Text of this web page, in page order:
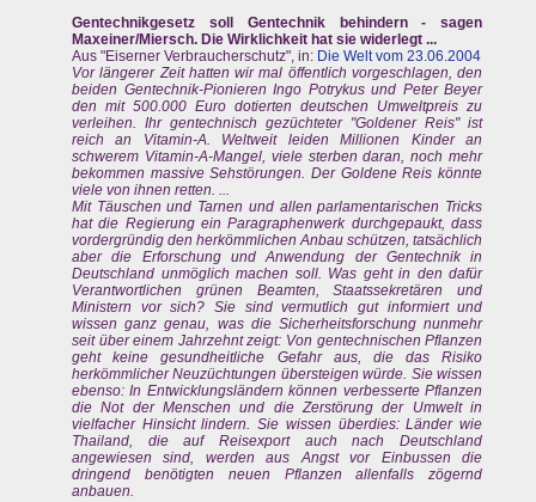
Gentechnikgesetz soll Gentechnik behindern - sagen
Maxeiner/Miersch. Die Wirklichkeit hat sie widerlegt ...
Aus "Eiserner Verbraucherschutz", in: Die Welt vom 23.06.2004
Vor längerer Zeit hatten wir mal öffentlich vorgeschlagen, den
beiden Gentechnik-Pionieren Ingo Potrykus und Peter Beyer
den mit 500.000 Euro dotierten deutschen Umweltpreis zu
verleihen. Ihr gentechnisch gezüchteter "Goldener Reis" ist
reich an Vitamin-A. Weltweit leiden Millionen Kinder an
schwerem Vitamin-A-Mangel, viele sterben daran, noch mehr
bekommen massive Sehstörungen. Der Goldene Reis könnte
viele von ihnen retten. ...
Mit Täuschen und Tarnen und allen parlamentarischen Tricks
hat die Regierung ein Paragraphenwerk durchgepaukt, dass
vordergründig den herkömmlichen Anbau schützen, tatsächlich
aber die Erforschung und Anwendung der Gentechnik in
Deutschland unmöglich machen soll. Was geht in den dafür
Verantwortlichen grünen Beamten, Staatssekretären und
Ministern vor sich? Sie sind vermutlich gut informiert und
wissen ganz genau, was die Sicherheitsforschung nunmehr
seit über einem Jahrzehnt zeigt: Von gentechnischen Pflanzen
geht keine gesundheitliche Gefahr aus, die das Risiko
herkömmlicher Neuzüchtungen übersteigen würde. Sie wissen
ebenso: In Entwicklungsländern können verbesserte Pflanzen
die Not der Menschen und die Zerstörung der Umwelt in
vielfacher Hinsicht lindern. Sie wissen überdies: Länder wie
Thailand, die auf Reisexport auch nach Deutschland
angewiesen sind, werden aus Angst vor Einbussen die
dringend benötigten neuen Pflanzen allenfalls zögernd
anbauen.